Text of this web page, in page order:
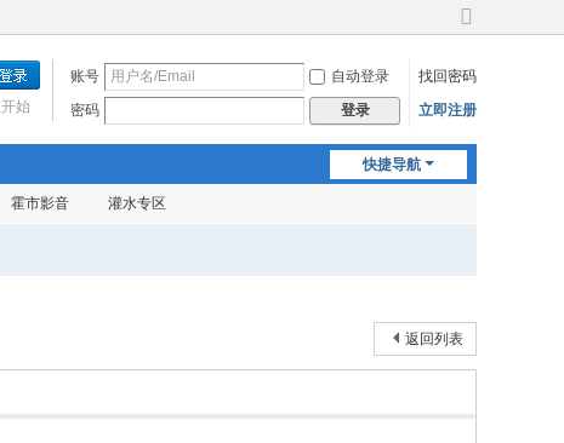
切
到
宽
账号 自动登录
找回密码
密码
登录 立即注册
始
快捷导航
霍市影音 灌水专区
返回列表